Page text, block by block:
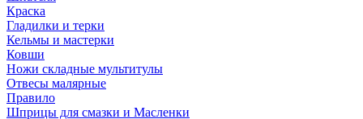
Краска
Гладилки и терки
Кельмы и мастерки
Ковши
Ножи складные мультитулы
Отвесы малярные
Правило
Шприцы для смазки и Масленки